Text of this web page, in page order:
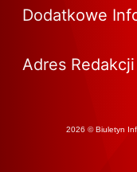
Dodatkowe
Adres
2026 © Biuletyn